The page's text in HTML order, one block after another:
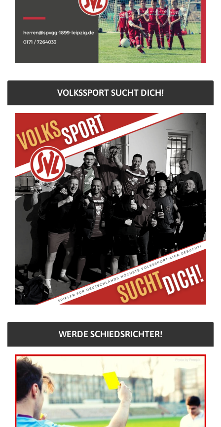
VOLKSSPORT SUCHT DICH!
WERDE SCHIEDSRICHTER!